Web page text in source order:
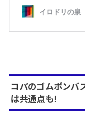
コパのゴムポンバ
は共通点も!